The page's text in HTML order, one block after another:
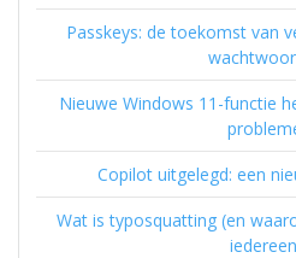
Passkeys: de toekomst van
Nieuwe Windows 11-functie
Copilot uitgelegd: een
Wat is typosquatting (en